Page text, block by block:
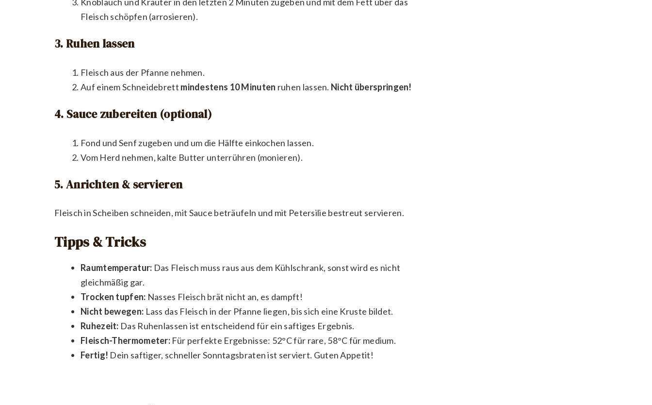
Fleisch schöpfen (arrosieren).
3. Ruhen lassen
Fleisch aus der Pfanne nehmen.
Auf einem Schneidebrett mindestens 10 Minuten ruhen lassen. Nicht überspringen!
4. Sauce zubereiten (optional)
Fond und Senf zugeben und um die Hälfte einkochen lassen.
Vom Herd nehmen, kalte Butter unterrühren (monieren).
5. Anrichten & servieren
Fleisch in Scheiben schneiden, mit Sauce beträufeln und mit Petersilie bestreut servieren.
Tipps & Tricks
Raumtemperatur: Das Fleisch muss raus aus dem Kühlschrank, sonst wird es nicht
gleichmäßig gar.
Trocken tupfen: Nasses Fleisch brät nicht an, es dampft!
Nicht bewegen: Lass das Fleisch in der Pfanne liegen, bis sich eine Kruste bildet.
Ruhezeit: Das Ruhenlassen ist entscheidend für ein saftiges Ergebnis.
Fleisch-Thermometer: Für perfekte Ergebnisse: 52°C für rare, 58°C für medium.
Fertig! Dein saftiger, schneller Sonntagsbraten ist serviert. Guten Appetit!